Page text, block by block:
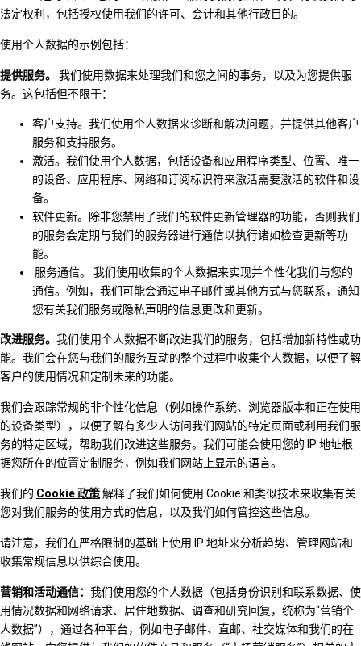
法定权利，包括授权使用我们的许可、会计和其他行政目的。
使用个人数据的示例包括：
提供服务。
我们使用数据来处理我们和您之间的事务，以及为您提供服
务。这包括但不限于：
客户支持。我们使用个人数据来诊断和解决问题，并提供其他客户
服务和支持服务。
激活。我们使用个人数据，包括设备和应用程序类型、位置、唯一
的设备、应用程序、网络和订阅标识符来激活需要激活的软件和设
备。
软件更新。除非您禁用了我们的软件更新管理器的功能，否则我们
的服务会定期与我们的服务器进行通信以执行诸如检查更新等功
能。
服务通信。 我们使用收集的个人数据来实现并个性化我们与您的
通信。例如，我们可能会通过电子邮件或其他方式与您联系，通知
您有关我们服务或隐私声明的信息更改和更新。
改进服务。 我们使用个人数据不断改进我们的服务，包括增加新特性或功
能。我们会在您与我们的服务互动的整个过程中收集个人数据，以便了解
客户的使用情况和定制未来的功能。
我们会跟踪常规的非个性化信息（例如操作系统、浏览器版本和正在使用
的设备类型），以便了解有多少人访问我们网站的特定页面或利用我们服
务的特定区域，帮助我们改进这些服务。我们可能会使用您的 IP 地址根
据您所在的位置定制服务，例如我们网站上显示的语言。
我们的 Cookie 政策解释了我们如何使用 Cookie 和类似技术来收集有关
您对我们服务的使用方式的信息，以及我们如何管控这些信息。
请注意，我们在严格限制的基础上使用 IP 地址来分析趋势、管理网站和
收集常规信息以供综合使用。
营销和活动通信： 我们使用您的个人数据（包括身份识别和联系数据、使
用情况数据和网络请求、居住地数据、调查和研究回复，统称为“营销个
人数据”），通过各种平台，例如电子邮件、直邮、社交媒体和我们的在